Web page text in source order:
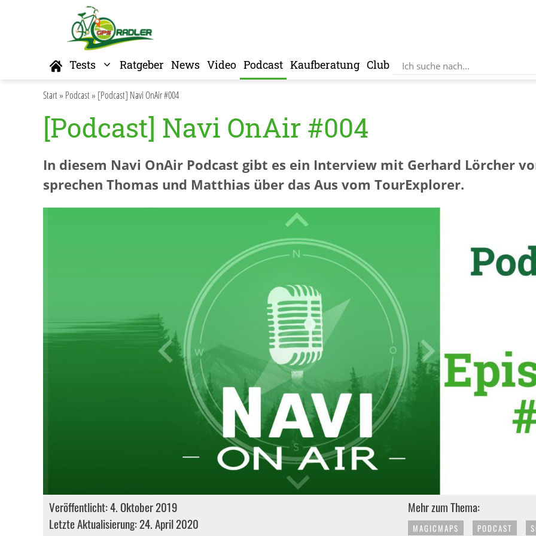
Home
Tests Ratgeber News Video Podcast Kaufberatung Club
Start» Podcast» [Podcast] Navi OnAir #004
[Podcast] Navi OnAir #004
In diesem Navi OnAir Podcast gibt es ein Interview mit Gerhard Lörcher
sprechen Thomas und Matthias über das Aus vom TourExplorer.
Veröffentlicht: 4. Oktober 2019
Letzte Aktualisierung: 24. April 2020
Mehr zum Thema:
MAGICMAPS PODCAST